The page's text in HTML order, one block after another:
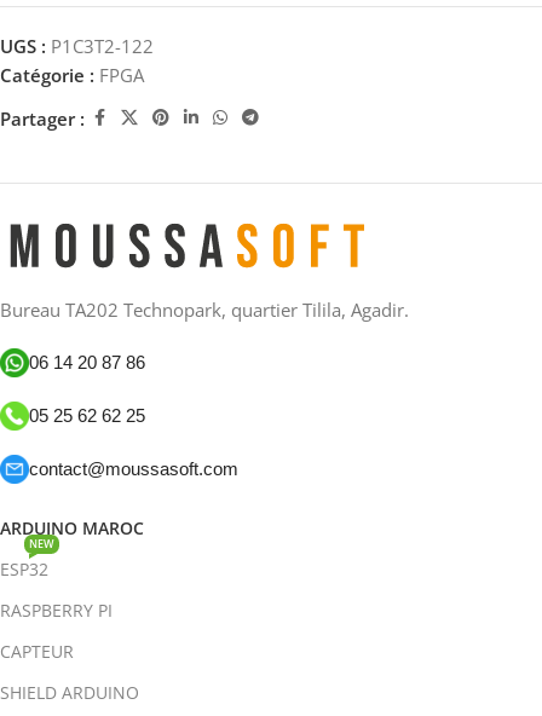
UGS : P1C3T2-122
Catégorie : FPGA
Partager :
Bureau TA202 Technopark, quartier Tilila, Agadir.
06 14 20 87 86
05 25 62 62 25
contact@moussasoft.com
ARDUINO MAROC
ESP32
NEW
RASPBERRY PI
CAPTEUR
SHIELD ARDUINO